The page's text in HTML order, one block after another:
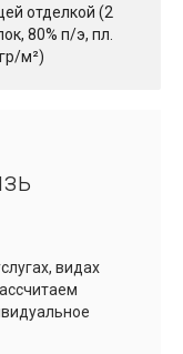
отделкой (2
80% п/э, пл.
м²)
видах